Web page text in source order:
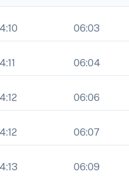
06:03
06:04
06:06
06:07
06:09